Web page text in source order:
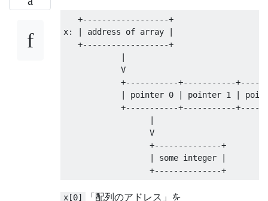
+------------------+
x: | address of array
|
+------------------+
|
            V
+-----------+-----------
|
pointer 0 | pointer 1 |
+-----------+-----------
|
                  V
+--------------+
|
some integer
|
+--------------+
x[0] 「配列のアドレス」を